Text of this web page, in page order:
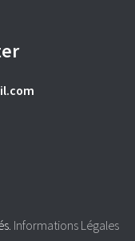
Informations Légales